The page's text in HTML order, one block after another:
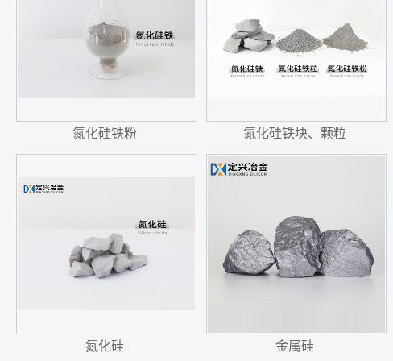
氮化硅铁粉 氮化硅铁块、颗粒
氮化硅 金属硅